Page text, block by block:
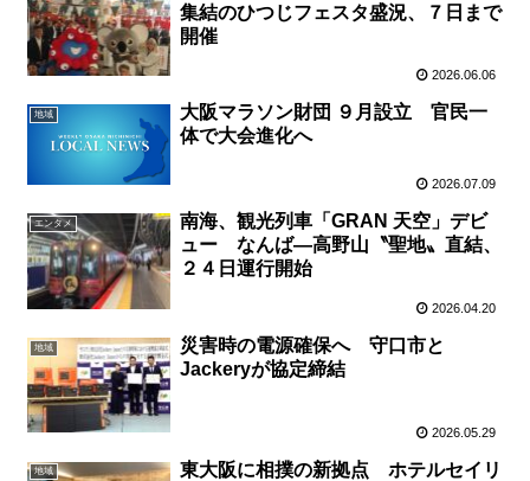
集結のひつじフェスタ盛況、７日まで
開催
2026.06.06
地域
大阪マラソン財団 ９月設立 官民一
体で大会進化へ
2026.07.09
エンタメ
南海、観光列車「GRAN 天空」デビ
ュー なんば―高野山〝聖地〟直結、
２４日運行開始
2026.04.20
地域
災害時の電源確保へ 守口市と
Jackeryが協定締結
2026.05.29
地域
東大阪に相撲の新拠点 ホテルセイリ